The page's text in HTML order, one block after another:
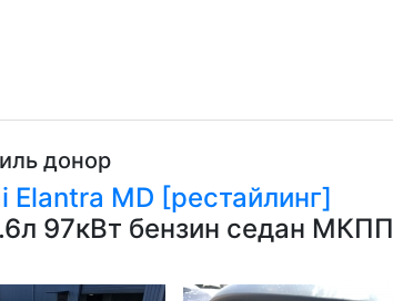
донор
Elantra MD [рестайлинг]
97кВт бензин седан МКПП